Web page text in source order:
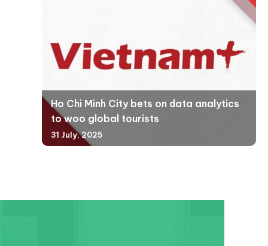
Ho Chi Minh City bets on data analytics
to woo global tourists
31 July, 2025